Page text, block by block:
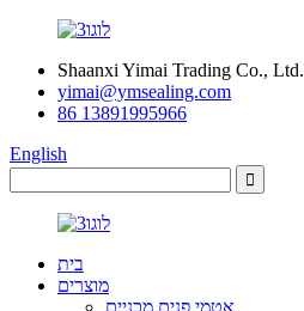
Shaanxi Yimai Trading Co., Ltd.
yimai@ymsealing.com
86 13891995966
English
בית
מוצרים
אטמי פנים מכניים